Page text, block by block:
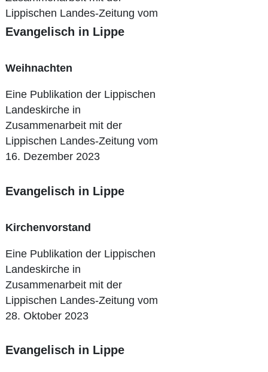
Lippischen Landes-Zeitung vom
27. April 2024
Evangelisch in Lippe
Weihnachten
Eine Publikation der Lippischen
Landeskirche in
Zusammenarbeit mit der
Lippischen Landes-Zeitung vom
16. Dezember 2023
Evangelisch in Lippe
Kirchenvorstand
Eine Publikation der Lippischen
Landeskirche in
Zusammenarbeit mit der
Lippischen Landes-Zeitung vom
28. Oktober 2023
Evangelisch in Lippe